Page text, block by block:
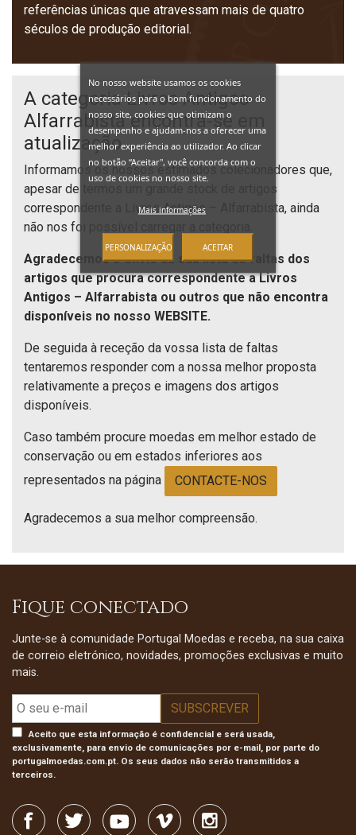
referências únicas que atravessam mais de quatro
séculos de produção editorial.
A categoria Livros Antigos –
Alfarrabista encontra-se em
atualização.
Informamos os nossos estimados colecionadores que,
apesar de termos um grande stock de artigos
correspondente a Livros Antigos – Alfarrabista, ainda
não nos foi possível carregar a categoria.
Agradecemos o envio da sua lista de faltas dos
artigos que procura correspondente a Livros
Antigos – Alfarrabista ou outros que não encontra
disponíveis no nosso WEBSITE.
De seguida à receção da vossa lista de faltas
tentaremos responder com a nossa melhor proposta
relativamente a preços e imagens dos artigos
disponíveis.
Caso também procure moedas em melhor estado de
conservação ou em estados inferiores aos
representados na página
CONTACTE-NOS
Agradecemos a sua melhor compreensão.
Fique conectado
Junte-se à comunidade Portugal Moedas e receba, na sua caixa
de correio eletrónico, novidades, promoções exclusivas e muito
mais.
Aceito que esta informação é confidencial e será usada,
exclusivamente, para envio de comunicações por e-mail, por parte do
portugalmoedas.com.pt. Os seus dados não serão transmitidos a
terceiros.
No nosso website usamos os cookies
necessários para o bom funcionamento do
nosso site, cookies que otimizam o
desempenho e ajudam-nos a oferecer uma
melhor experiência ao utilizador. Ao clicar
no botão “Aceitar", você concorda com o
uso de cookies no nosso site.
Mais informações
PERSONALIZAÇÃO ACEITAR